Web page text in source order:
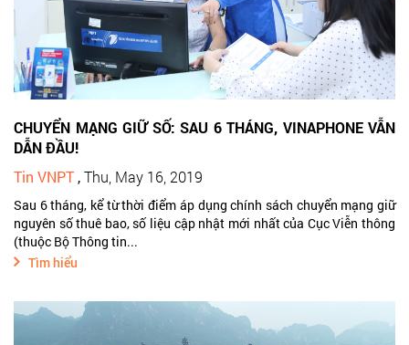
CHUYỂN MẠNG GIỮ SỐ: SAU 6 THÁNG, VINAPHONE VẪN
DẪN ĐẦU!
Tin VNPT,Thu, May 16, 2019
Sau 6 tháng, kể từ thời điểm áp dụng chính sách chuyển mạng giữ
nguyên số thuê bao, số liệu cập nhật mới nhất của Cục Viễn thông
(thuộc Bộ Thông tin...
Tìm hiểu